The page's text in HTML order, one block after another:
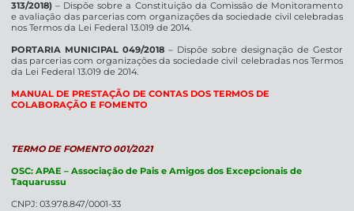
313/2018) – Dispõe sobre a Constituição da Comissão de Monitoramento
e avaliação das parcerias com organizações da sociedade civil celebradas
nos Termos da Lei Federal 13.019 de 2014.
PORTARIA MUNICIPAL 049/2018 – Dispõe sobre designação de Gestor
das parcerias com organizações da sociedade civil celebradas nos Termos
da Lei Federal 13.019 de 2014.
MANUAL DE PRESTAÇÃO DE CONTAS DOS TERMOS DE
COLABORAÇÃO E FOMENTO
TERMO DE FOMENTO 001/2021
OSC: APAE – Associação de Pais e Amigos dos Excepcionais de
Taquarussu
CNPJ: 03.978.847/0001-33